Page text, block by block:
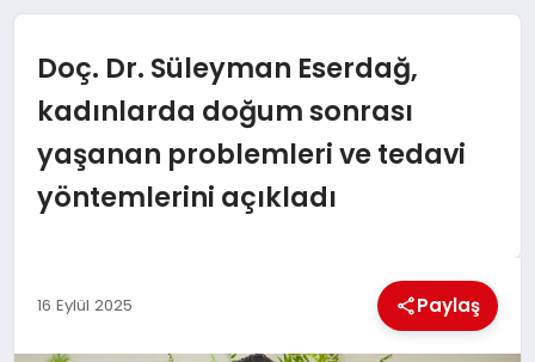
DÜNYA
EĞITIM
EKONOMI
Doç. Dr. Süleyman Eserdağ,
kadınlarda doğum sonrası
yaşanan problemleri ve tedavi
yöntemlerini açıkladı
16 Eylül 2025 Paylaş